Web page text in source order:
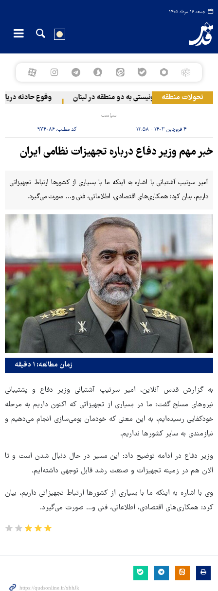
جمعه ۱۶ مرداد ۱۴۰۵
تحولات منطقه
حمله رژیم صهیونیستی به دو منطقه در لبنان وقوع حادثه
سیاست
۴ فروردین ۱۴۰۳ - ۱۲:۵۸ کد مطلب:۹۷۴۰۸۶
خبر مهم وزیر دفاع درباره تجهیزات نظامی ایران
آمیر سرتیپ آشتیانی با اشاره به اینکه ما با بسیاری از کشورها ارتباط تجهیزاتی
داریم، بیان کرد: همکاری‌های اقتصادی، اطلاعاتی، فنی و... صورت می‌گیرد.
زمان مطالعه: ۱ دقیقه
به گزارش قدس آنلاین، امیر سرتیپ آشتیانی وزیر دفاع و پشتیبانی
نیروهای مسلح گفت: ما در بسیاری از تجهیزاتی که اکنون داریم به مرحله
خودکفایی رسیده‌ایم، به این معنی که خودمان بومی‌سازی انجام می‌دهیم و
نیازمندی به سایر کشورها نداریم.
وزیر دفاع در ادامه توضیح داد: این مسیر در حال دنبال شدن است و تا
الان هم در زمینه تجهیزات و صنعت رشد قابل توجهی داشته‌ایم.
وی با اشاره به اینکه ما با بسیاری از کشورها ارتباط تجهیزاتی داریم، بیان
کرد: همکاری‌های اقتصادی، اطلاعاتی، فنی و... صورت می‌گیرد.